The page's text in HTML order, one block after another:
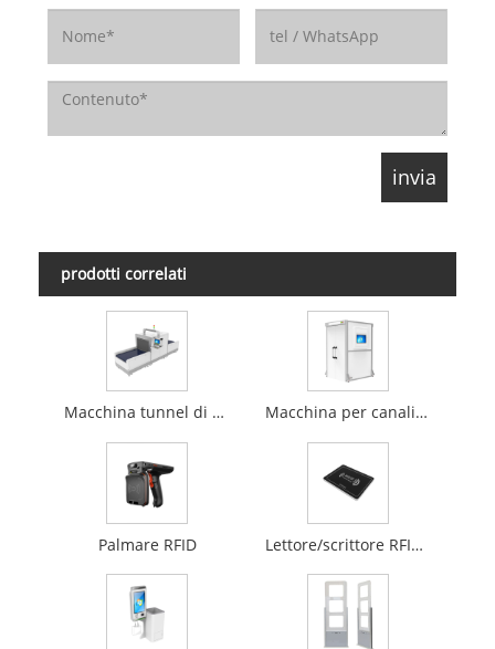
prodotti correlati
Macchina tunnel di piccole dimensioni RFID Macchina per canali di inventario RFID UHF
Palmare RFID Lettore/scrittore RFID UHF